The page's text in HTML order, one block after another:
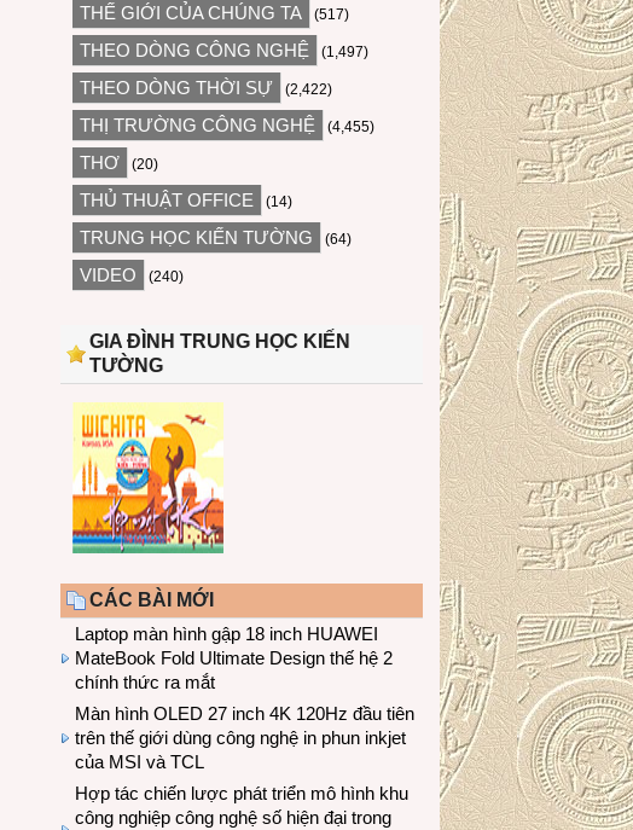
THẾ GIỚI CỦA CHÚNG TA (517)
THEO DÒNG CÔNG NGHỆ (1,497)
THEO DÒNG THỜI SỰ (2,422)
THỊ TRƯỜNG CÔNG NGHỆ (4,455)
THƠ (20)
THỦ THUẬT OFFICE (14)
TRUNG HỌC KIẾN TƯỜNG (64)
VIDEO (240)
GIA ĐÌNH TRUNG HỌC KIẾN
TƯỜNG
CÁC BÀI MỚI
Laptop màn hình gập 18 inch HUAWEI
MateBook Fold Ultimate Design thế hệ 2
chính thức ra mắt
Màn hình OLED 27 inch 4K 120Hz đầu tiên
trên thế giới dùng công nghệ in phun inkjet
của MSI và TCL
Hợp tác chiến lược phát triển mô hình khu
công nghiệp công nghệ số hiện đại trong